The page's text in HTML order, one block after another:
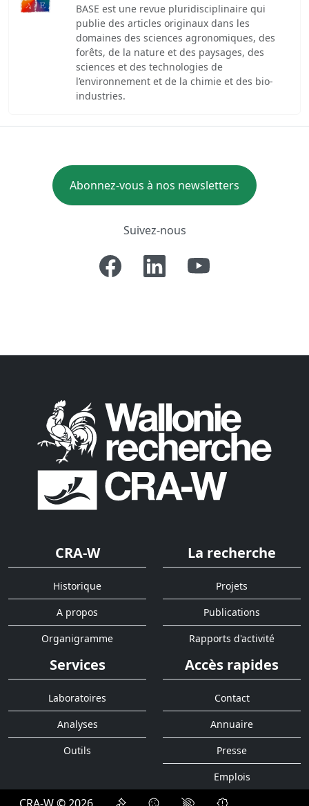
BASE est une revue pluridisciplinaire qui
publie des articles originaux dans les
domaines des sciences agronomiques, des
forêts, de la nature et des paysages, des
sciences et des technologies de
l’environnement et de la chimie et des bio-
industries.
Abonnez-vous à nos newsletters
Suivez-nous
CRA-W
Historique
A propos
Organigramme
La recherche
Projets
Publications
Rapports d'activité
Services
Laboratoires
Analyses
Outils
Accès rapides
Contact
Annuaire
Presse
Emplois